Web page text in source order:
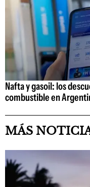
Nafta y gasoil: los
combustible en
MÁS